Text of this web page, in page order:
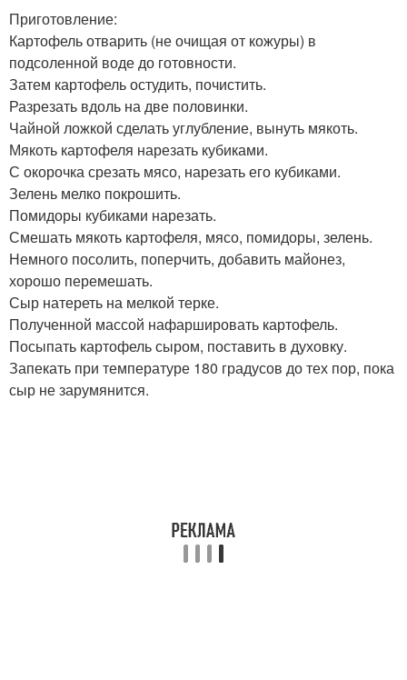
Приготовление:
Картофель отварить (не очищая от кожуры) в
подсоленной воде до готовности.
Затем картофель остудить, почистить.
Разрезать вдоль на две половинки.
Чайной ложкой сделать углубление, вынуть мякоть.
Мякоть картофеля нарезать кубиками.
С окорочка срезать мясо, нарезать его кубиками.
Зелень мелко покрошить.
Помидоры кубиками нарезать.
Смешать мякоть картофеля, мясо, помидоры, зелень.
Немного посолить, поперчить, добавить майонез,
хорошо перемешать.
Сыр натереть на мелкой терке.
Полученной массой нафаршировать картофель.
Посыпать картофель сыром, поставить в духовку.
Запекать при температуре 180 градусов до тех пор, пока
сыр не зарумянится.